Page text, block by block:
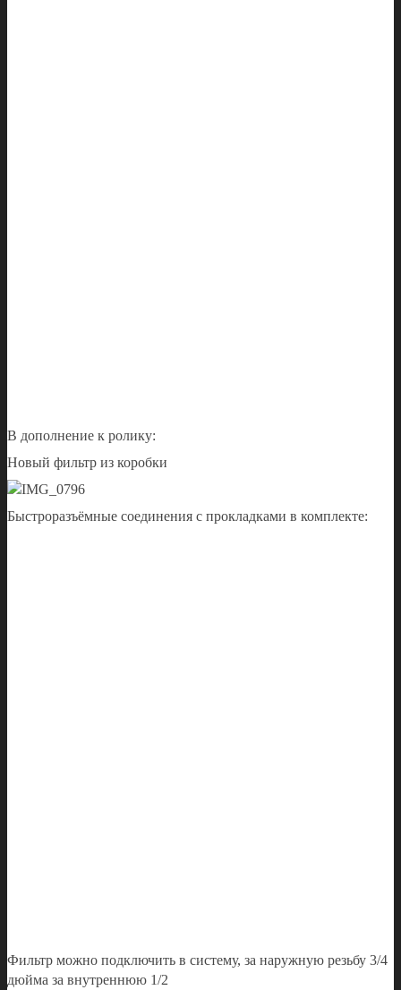
В дополнение к ролику:
Новый фильтр из коробки
Быстроразъёмные соединения с прокладками в комплекте:
Фильтр можно подключить в систему, за наружную резьбу 3/4
дюйма за внутреннюю 1/2